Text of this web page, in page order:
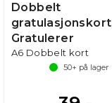
Dobbelt
gratulasjonskort
Gratulerer
A6 Dobbelt kort
50+ på lager